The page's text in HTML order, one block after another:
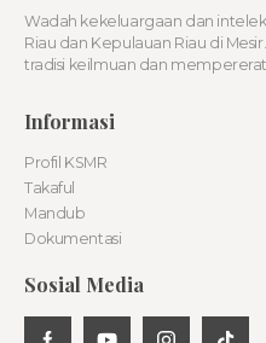
Wadah kekeluargaan dan
Riau dan Kepulauan Riau di
tradisi keilmuan dan
Informasi
Profil KSMR
Takaful
Mandub
Dokumentasi
Sosial Media